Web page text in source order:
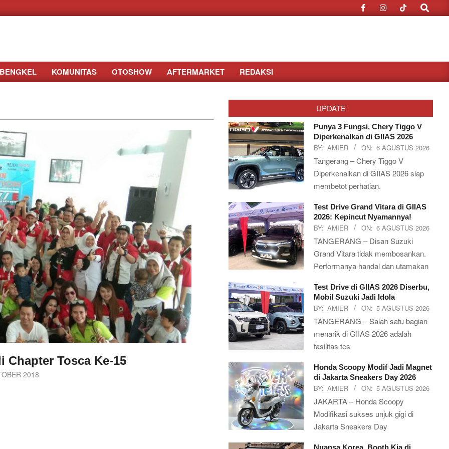
Search
BENGKEL KOMUNITAS OTOSHOW AFTERMARKET REDAKSI
Chapter Tosca Ke-15
2018
UPDATE
Punya 3 Fungsi, Chery Tiggo V
Diperkenalkan di GIIAS 2026
BY: AMIER ON: 6 AGUSTUS 2026
Tangerang – Chery Tiggo V
Diperkenalkan di GIIAS 2026 siap
membetot perhatian.
Test Drive Grand Vitara di GIIAS
2026: Kepincut Nyamannya!
BY: AMIER ON: 6 AGUSTUS 2026
TANGERANG – Disan Suzuki
Grand Vitara tidak membosankan.
Performanya handal dan utamakan
Test Drive di GIIAS 2026 Diserbu,
Mobil Suzuki Jadi Idola
BY: AMIER ON: 5 AGUSTUS 2026
TANGERANG – Salah satu bagian
menarik di GIIAS 2026 adalah
fasilitas tes
Honda Scoopy Modif Jadi Magnet
di Jakarta Sneakers Day 2026
BY: AMIER ON: 5 AGUSTUS 2026
JAKARTA – Honda Scoopy
Modifikasi sukses unjuk gigi di
Jakarta Sneakers Day
Nuansa Korea, Booth Kia di